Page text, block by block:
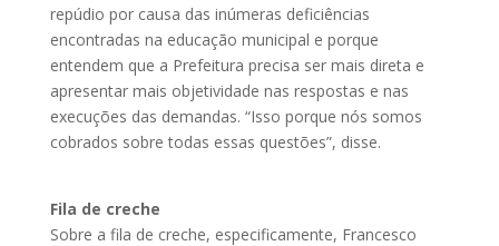
repúdio por causa das inúmeras deficiências
encontradas na educação municipal e porque
entendem que a Prefeitura precisa ser mais direta e
apresentar mais objetividade nas respostas e nas
execuções das demandas. “Isso porque nós somos
cobrados sobre todas essas questões”, disse.
Fila de creche
Sobre a fila de creche, especificamente, Francesco